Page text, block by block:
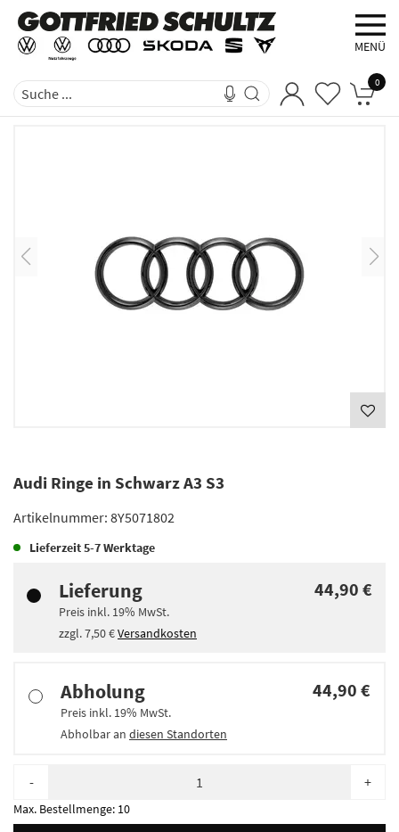
MENÜ
0
Audi Ringe in Schwarz A3 S3
Artikelnummer: 8Y5071802
Lieferzeit5-7 Werktage
Lieferung
Preis inkl. 19% MwSt.
zzgl.7,50 €Versandkosten
44,90 €
Abholung
Preis inkl. 19% MwSt.
Abholbar an diesen Standorten
44,90 €
- +
Max. Bestellmenge: 10